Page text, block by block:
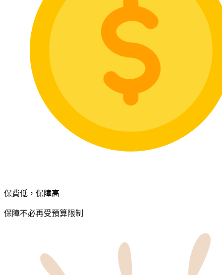
保費低，保障高
保障不必再受預算限制